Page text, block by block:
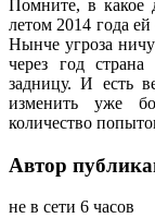
Помните, в какое
летом 2014 года
Нынче угроза
через год
задницу. И есть
изменить уже
количество
Автор
не в сети 6 часов